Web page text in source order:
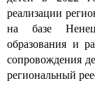
реализации
на базе
образования и
сопровождения
региональный